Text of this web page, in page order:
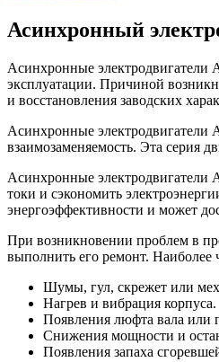
Асинхронный
Асинхронные электродвигатели
эксплуатации. Причиной
и восстановления заводских
Асинхронные
взаимозаменяемость. Эта серия
Асинхронные электродвигатели
токи и сэкономить
энергоэффективности и может
При возникновении проблем в
выполнить его ремонт. Наиболее
Шумы, гул, скрежет или
Нагрев и вибрация корпуса.
Появления люфта вала или
Снижения мощности и
Появления запаха